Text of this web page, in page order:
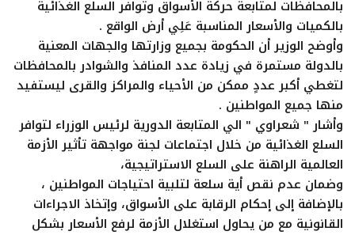
بالمحافظات لمتابعة حركة الأسواق وتوافر السلع الغذائية
بالكميات والأسعار المناسبة عَلِي أرض الواقع .
وأوضح الوزير أن الحكومة بجميع وزارتها والجهات المعنية
بالدولة مستمرة في زيادة عدد المنافذ والشوادر بالمحافظات
لتغطي أكبر عددٍ ممكن من الأحياء والمراكز والقرى ليستفيد
منها جميع المواطنين .
وأشار " شعراوي " الي المتابعة الدورية لرئيس الوزراء لتوافر
السلع الغذائية من خلال اجتماعات لجنة مواجهة تأثير الأزمة
العالمية الراهنة على السلع الاستراتيجية،
وضمان عدم نقص أية سلعة لتلبية احتياجات المواطنين ،
بالإضافة إلى إحكام الرقابة على الأسواق، وإتخاذ الاجراءات
القانونية مع من يحاول استغلال الأزمة لرفع الأسعار بشكل